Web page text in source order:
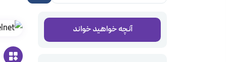
آنچه خواهید خواند